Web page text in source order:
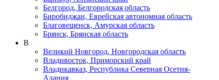
Белгород, Белгородская область
Биробиджан, Еврейская автономная область
Благовещенск, Амурская область
Брянск, Брянская область
В
Великий Новгород, Новгородская область
Владивосток, Приморский край
Владикавказ, Республика Северная Осетия-
Алания